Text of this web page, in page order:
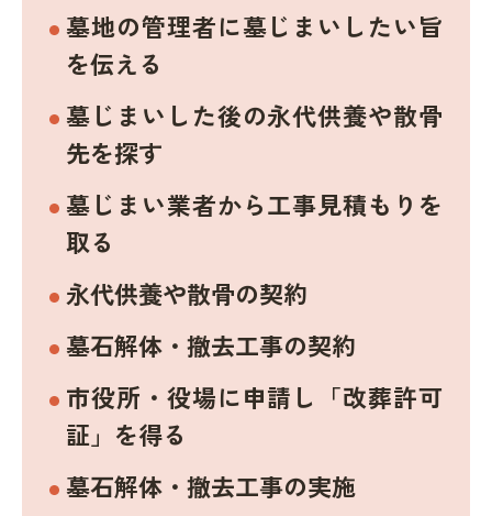
墓地の管理者に墓じまいしたい旨
を伝える
墓じまいした後の永代供養や散骨
先を探す
墓じまい業者から工事見積もりを
取る
永代供養や散骨の契約
墓石解体・撤去工事の契約
市役所・役場に申請し「改葬許可
証」を得る
墓石解体・撤去工事の実施